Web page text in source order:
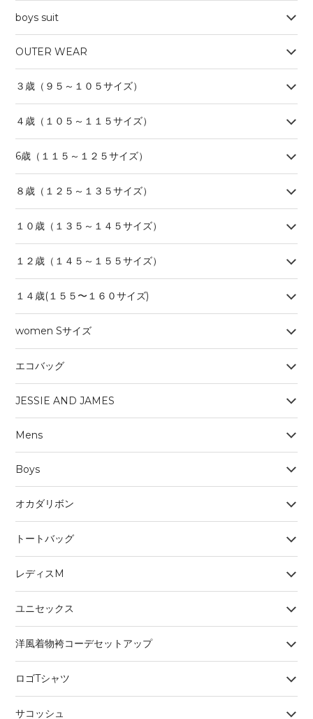
boys suit
OUTER WEAR
３歳（９５～１０５サイズ）
４歳（１０５～１１５サイズ）
6歳（１１５～１２５サイズ）
８歳（１２５～１３５サイズ）
１０歳（１３５～１４５サイズ）
１２歳（１４５～１５５サイズ）
１４歳(１５５〜１６０サイズ)
women Sサイズ
エコバッグ
JESSIE AND JAMES
Mens
Boys
オカダリボン
トートバッグ
レディスM
ユニセックス
洋風着物袴コーデセットアップ
ロゴTシャツ
サコッシュ